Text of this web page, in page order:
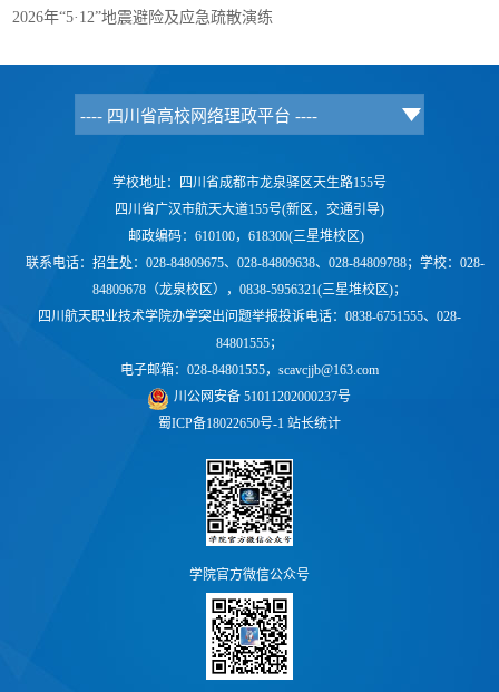
2026年“5·12”地震避险及应急疏散演练
学校地址：四川省成都市龙泉驿区天生路155号
四川省广汉市航天大道155号(新区，交通引导)
邮政编码：610100，618300(三星堆校区)
联系电话： 招生处：028-84809675、028-84809638、028-84809788；学校： 028-
84809678（龙泉校区），0838-5956321(三星堆校区)；
四川航天职业技术学院办学突出问题举报投诉电话：0838-6751555、028-
84801555；
电子邮箱：028-84801555，scavcjjb@163.com
川公网安备 51011202000237号
蜀ICP备18022650号-1 站长统计
学院官方微信公众号